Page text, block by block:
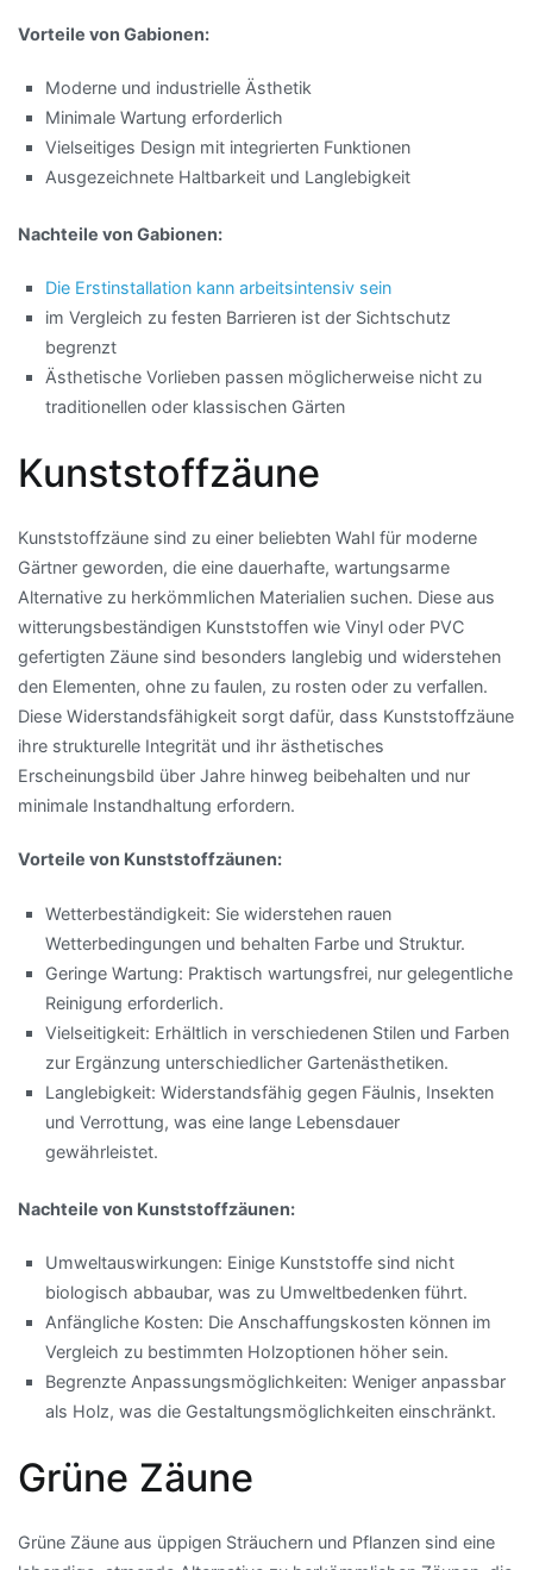
Vorteile von Gabionen:
Moderne und industrielle Ästhetik
Minimale Wartung erforderlich
Vielseitiges Design mit integrierten Funktionen
Ausgezeichnete Haltbarkeit und Langlebigkeit
Nachteile von Gabionen:
Die Erstinstallation kann arbeitsintensiv sein
im Vergleich zu festen Barrieren ist der Sichtschutz
begrenzt
Ästhetische Vorlieben passen möglicherweise nicht zu
traditionellen oder klassischen Gärten
Kunststoffzäune
Kunststoffzäune sind zu einer beliebten Wahl für moderne
Gärtner geworden, die eine dauerhafte, wartungsarme
Alternative zu herkömmlichen Materialien suchen. Diese aus
witterungsbeständigen Kunststoffen wie Vinyl oder PVC
gefertigten Zäune sind besonders langlebig und widerstehen
den Elementen, ohne zu faulen, zu rosten oder zu verfallen.
Diese Widerstandsfähigkeit sorgt dafür, dass Kunststoffzäune
ihre strukturelle Integrität und ihr ästhetisches
Erscheinungsbild über Jahre hinweg beibehalten und nur
minimale Instandhaltung erfordern.
Vorteile von Kunststoffzäunen:
Wetterbeständigkeit: Sie widerstehen rauen
Wetterbedingungen und behalten Farbe und Struktur.
Geringe Wartung: Praktisch wartungsfrei, nur gelegentliche
Reinigung erforderlich.
Vielseitigkeit: Erhältlich in verschiedenen Stilen und Farben
zur Ergänzung unterschiedlicher Gartenästhetiken.
Langlebigkeit: Widerstandsfähig gegen Fäulnis, Insekten
und Verrottung, was eine lange Lebensdauer
gewährleistet.
Nachteile von Kunststoffzäunen:
Umweltauswirkungen: Einige Kunststoffe sind nicht
biologisch abbaubar, was zu Umweltbedenken führt.
Anfängliche Kosten: Die Anschaffungskosten können im
Vergleich zu bestimmten Holzoptionen höher sein.
Begrenzte Anpassungsmöglichkeiten: Weniger anpassbar
als Holz, was die Gestaltungsmöglichkeiten einschränkt.
Grüne Zäune
Grüne Zäune aus üppigen Sträuchern und Pflanzen sind eine